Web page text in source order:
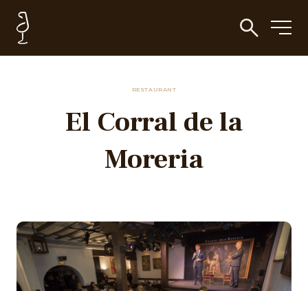
RESTAURANT
El Corral de la
Moreria